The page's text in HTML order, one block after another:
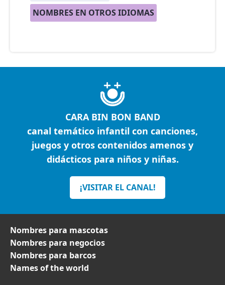
NOMBRES EN OTROS IDIOMAS
CARA BIN BON BAND
canal temático infantil con canciones,
juegos y otros contenidos amenos y
didácticos para niños y niñas.
¡VISITAR EL CANAL!
Nombres para mascotas
Nombres para negocios
Nombres para barcos
Names of the world